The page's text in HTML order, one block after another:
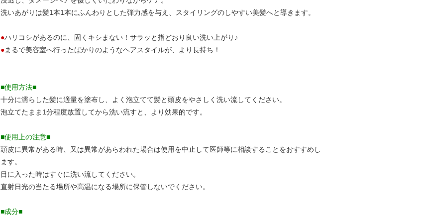
洗いあがりは髪1本1本にふんわりとした弾力感を与え、スタイリングのしやすい美髪へと導きます。
●ハリコシがあるのに、固くキシまない！サラッと指どおり良い洗い上がり♪
●まるで美容室へ行ったばかりのようなヘアスタイルが、より長持ち！
■使用方法■
十分に濡らした髪に適量を塗布し、よく泡立てて髪と頭皮をやさしく洗い流してください。
泡立てたまま1分程度放置してから洗い流すと、より効果的です。
■使用上の注意■
頭皮に異常がある時、又は異常があらわれた場合は使用を中止して医師等に相談することをおすすめし
ます。
目に入った時はすぐに洗い流してください。
直射日光の当たる場所や高温になる場所に保管しないでください。
■成分■